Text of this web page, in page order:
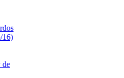
16)
de